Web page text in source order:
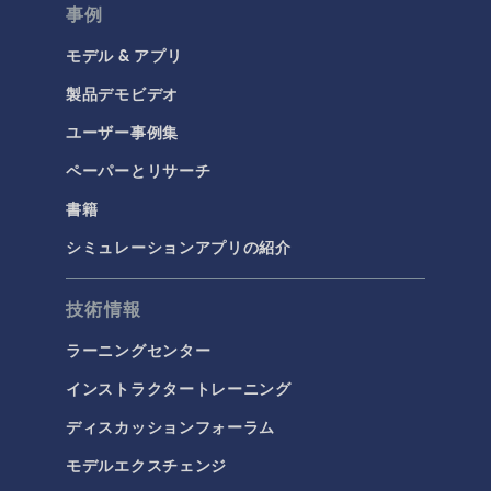
事例
モデル & アプリ
製品デモビデオ
ユーザー事例集
ペーパーとリサーチ
書籍
シミュレーションアプリの紹介
技術情報
ラーニングセンター
インストラクタートレーニング
ディスカッションフォーラム
モデルエクスチェンジ